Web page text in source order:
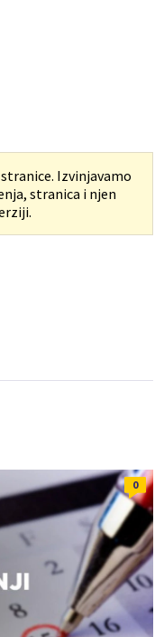
Izvinjavamo
stranica i njen
0